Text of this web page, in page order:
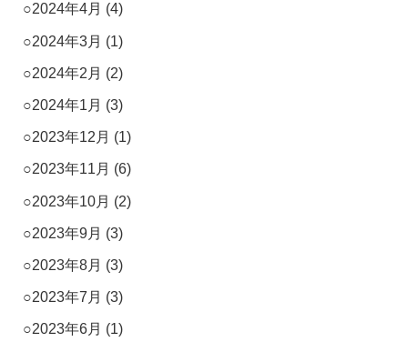
2024年4月 (4)
2024年3月 (1)
2024年2月 (2)
2024年1月 (3)
2023年12月 (1)
2023年11月 (6)
2023年10月 (2)
2023年9月 (3)
2023年8月 (3)
2023年7月 (3)
2023年6月 (1)